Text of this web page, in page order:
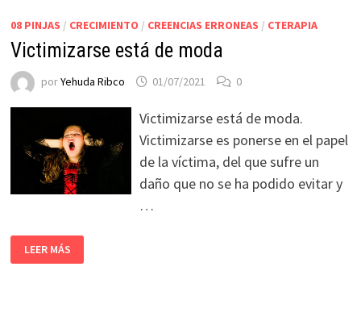
08 PINJAS / CRECIMIENTO / CREENCIAS ERRONEAS / CTERAPIA
Victimizarse está de moda
porYehuda Ribco 01/07/2021 0
Victimizarse está de moda.
Victimizarse es ponerse en el papel
de la víctima, del que sufre un
daño que no se ha podido evitar y
…
LEER MÁS